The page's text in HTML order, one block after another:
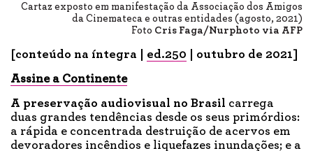
Cartaz exposto em manifestação da Associação dos Amigos
da Cinemateca e outras entidades (agosto, 2021)
Foto Cris Faga/Nurphoto via AFP
[conteúdo na íntegra | ed.250 | outubro de 2021]
Assine a Continente
A preservação audiovisual no Brasil carrega
duas grandes tendências desde os seus primórdios:
a rápida e concentrada destruição de acervos em
devoradores incêndios e liquefazes inundações; e a